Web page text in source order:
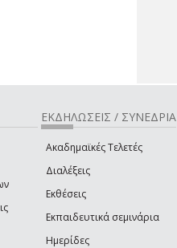
ΕΚΔΗΛΩΣΕΙΣ / ΣΥΝΕΔΡΙΑ
Ακαδημαϊκές Τελετές
Διαλέξεις
Εκθέσεις
Εκπαιδευτικά σεμινάρια
Ημερίδες